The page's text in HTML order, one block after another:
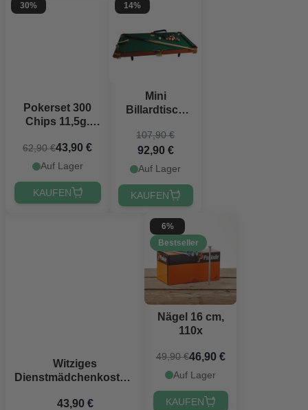
30%
Pokerset 300
Chips 11,5g.
High Stakes
PartyVikings
62,90 €43,90 €
Auf Lager
KAUFEN
14%
Mini
Billardtisch
107,90 €
92,90 €
Auf Lager
KAUFEN
Witziges
Dienstmädchenkostüm
43,90 €
6%
Bestseller
Nägel 16 cm,
110x
49,90 €46,90 €
Auf Lager
KAUFEN